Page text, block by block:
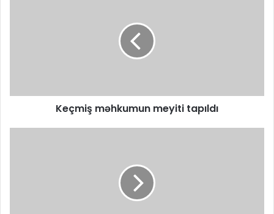
Keçmiş məhkumun meyiti tapıldı